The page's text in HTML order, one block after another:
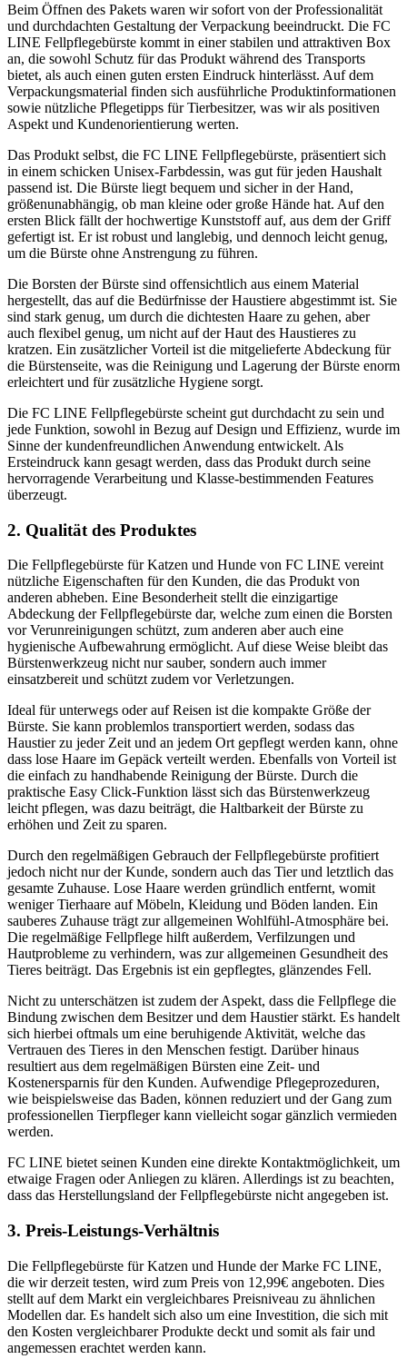
Beim Öffnen des Pakets waren wir sofort von der Professionalität
und durchdachten Gestaltung der Verpackung beeindruckt. Die FC
LINE Fellpflegebürste kommt in einer stabilen und attraktiven Box
an, die sowohl Schutz für das Produkt während des Transports
bietet, als auch einen guten ersten Eindruck hinterlässt. Auf dem
Verpackungsmaterial finden sich ausführliche Produktinformationen
sowie nützliche Pflegetipps für Tierbesitzer, was wir als positiven
Aspekt und Kundenorientierung werten.
Das Produkt selbst, die FC LINE Fellpflegebürste, präsentiert sich
in einem schicken Unisex-Farbdessin, was gut für jeden Haushalt
passend ist. Die Bürste liegt bequem und sicher in der Hand,
größenunabhängig, ob man kleine oder große Hände hat. Auf den
ersten Blick fällt der hochwertige Kunststoff auf, aus dem der Griff
gefertigt ist. Er ist robust und langlebig, und dennoch leicht genug,
um die Bürste ohne Anstrengung zu führen.
Die Borsten der Bürste sind offensichtlich aus einem Material
hergestellt, das auf die Bedürfnisse der Haustiere abgestimmt ist. Sie
sind stark genug, um durch die dichtesten Haare zu gehen, aber
auch flexibel genug, um nicht auf der Haut des Haustieres zu
kratzen. Ein zusätzlicher Vorteil ist die mitgelieferte Abdeckung für
die Bürstenseite, was die Reinigung und Lagerung der Bürste enorm
erleichtert und für zusätzliche Hygiene sorgt.
Die FC LINE Fellpflegebürste scheint gut durchdacht zu sein und
jede Funktion, sowohl in Bezug auf Design und Effizienz, wurde im
Sinne der kundenfreundlichen Anwendung entwickelt. Als
Ersteindruck kann gesagt werden, dass das Produkt durch seine
hervorragende Verarbeitung und Klasse-bestimmenden Features
überzeugt.
2. Qualität des Produktes
Die Fellpflegebürste für Katzen und Hunde von FC LINE vereint
nützliche Eigenschaften für den Kunden, die das Produkt von
anderen abheben. Eine Besonderheit stellt die einzigartige
Abdeckung der Fellpflegebürste dar, welche zum einen die Borsten
vor Verunreinigungen schützt, zum anderen aber auch eine
hygienische Aufbewahrung ermöglicht. Auf diese Weise bleibt das
Bürstenwerkzeug nicht nur sauber, sondern auch immer
einsatzbereit und schützt zudem vor Verletzungen.
Ideal für unterwegs oder auf Reisen ist die kompakte Größe der
Bürste. Sie kann problemlos transportiert werden, sodass das
Haustier zu jeder Zeit und an jedem Ort gepflegt werden kann, ohne
dass lose Haare im Gepäck verteilt werden. Ebenfalls von Vorteil ist
die einfach zu handhabende Reinigung der Bürste. Durch die
praktische Easy Click-Funktion lässt sich das Bürstenwerkzeug
leicht pflegen, was dazu beiträgt, die Haltbarkeit der Bürste zu
erhöhen und Zeit zu sparen.
Durch den regelmäßigen Gebrauch der Fellpflegebürste profitiert
jedoch nicht nur der Kunde, sondern auch das Tier und letztlich das
gesamte Zuhause. Lose Haare werden gründlich entfernt, womit
weniger Tierhaare auf Möbeln, Kleidung und Böden landen. Ein
sauberes Zuhause trägt zur allgemeinen Wohlfühl-Atmosphäre bei.
Die regelmäßige Fellpflege hilft außerdem, Verfilzungen und
Hautprobleme zu verhindern, was zur allgemeinen Gesundheit des
Tieres beiträgt. Das Ergebnis ist ein gepflegtes, glänzendes Fell.
Nicht zu unterschätzen ist zudem der Aspekt, dass die Fellpflege die
Bindung zwischen dem Besitzer und dem Haustier stärkt. Es handelt
sich hierbei oftmals um eine beruhigende Aktivität, welche das
Vertrauen des Tieres in den Menschen festigt. Darüber hinaus
resultiert aus dem regelmäßigen Bürsten eine Zeit- und
Kostenersparnis für den Kunden. Aufwendige Pflegeprozeduren,
wie beispielsweise das Baden, können reduziert und der Gang zum
professionellen Tierpfleger kann vielleicht sogar gänzlich vermieden
werden.
FC LINE bietet seinen Kunden eine direkte Kontaktmöglichkeit, um
etwaige Fragen oder Anliegen zu klären. Allerdings ist zu beachten,
dass das Herstellungsland der Fellpflegebürste nicht angegeben ist.
3. Preis-Leistungs-Verhältnis
Die Fellpflegebürste für Katzen und Hunde der Marke FC LINE,
die wir derzeit testen, wird zum Preis von 12,99€ angeboten. Dies
stellt auf dem Markt ein vergleichbares Preisniveau zu ähnlichen
Modellen dar. Es handelt sich also um eine Investition, die sich mit
den Kosten vergleichbarer Produkte deckt und somit als fair und
angemessen erachtet werden kann.